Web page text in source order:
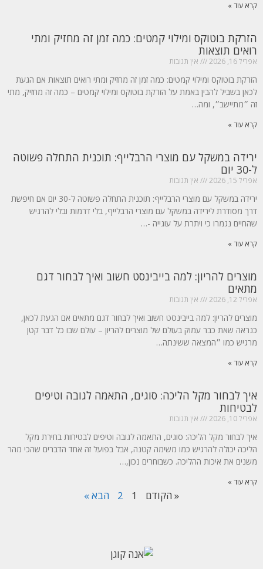
קרא עוד »
הזרקת בוטוקס ומילוי קמטים: כמה זמן זה מחזיק ומתי
רואים תוצאות
אפריל 16, 2026 אין תגובות
הזרקת בוטוקס ומילוי קמטים: כמה זמן זה מחזיק ומתי רואים תוצאות אם הגעת
לכאן בשביל להבין באמת על הזרקת בוטוקס ומילוי קמטים – כמה זה מחזיק, מתי
זה ״מתיישב״, ומה…
קרא עוד »
ירידה במשקל עם מוצרי הרבלייף: תוכנית התחלה פשוטה
ל-30 יום
אפריל 15, 2026 אין תגובות
ירידה במשקל עם מוצרי הרבלייף: תוכנית התחלה פשוטה ל-30 יום אם חיפשת
דרך מסודרת לירידה במשקל עם מוצרי הרבלייף, בלי דרמות ובלי להרגיש
שהחיים נגמרו כי ויתרת על עוגייה -…
קרא עוד »
מוצרים להריון: למה בייבינסט חשוב ואיך לבחור דגם
מתאים
אפריל 12, 2026 אין תגובות
מוצרים להריון: למה בייבינסט חשוב ואיך לבחור דגם מתאים אם הגעת לכאן,
כנראה שאת כבר עמוק בעולם של מוצרים להריון – עולם שבו כל דבר קטן
מרגיש כמו ״המצאה ששינתה…
קרא עוד »
איך לבחור מקל הליכה: סוגים, התאמה לגובה וטיפים
לבטיחות
אפריל 10, 2026 אין תגובות
איך לבחור מקל הליכה: סוגים, התאמה לגובה וטיפים לבטיחות בחירת מקל
הליכה יכולה להרגיש כמו משימה קטנה, אבל בפועל זה אחד הדברים שהכי מהר
משנים את איכות ההליכה. כשבוחרים נכון,…
קרא עוד »
« הקודם 1
2 הבא »